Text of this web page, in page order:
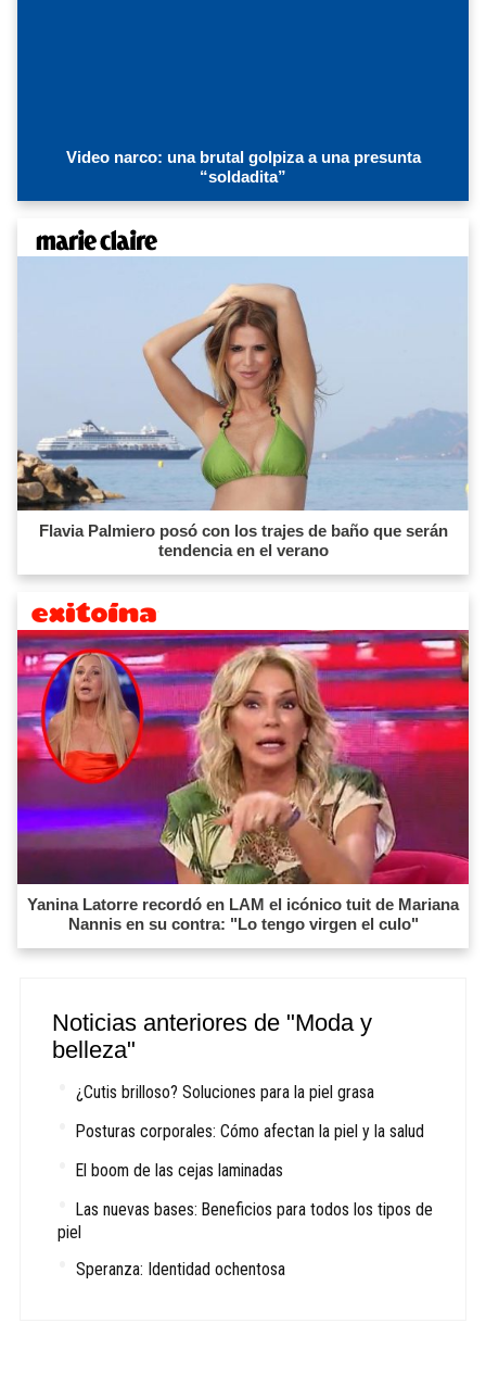
Video narco: una brutal golpiza a una presunta
“soldadita”
Flavia Palmiero posó con los trajes de baño que serán
tendencia en el verano
Yanina Latorre recordó en LAM el icónico tuit de Mariana
Nannis en su contra: "Lo tengo virgen el culo"
Noticias anteriores de "Moda y
belleza"
¿Cutis brilloso? Soluciones para la piel grasa
Posturas corporales: Cómo afectan la piel y la salud
El boom de las cejas laminadas
Las nuevas bases: Beneficios para todos los tipos de
piel
Speranza: Identidad ochentosa